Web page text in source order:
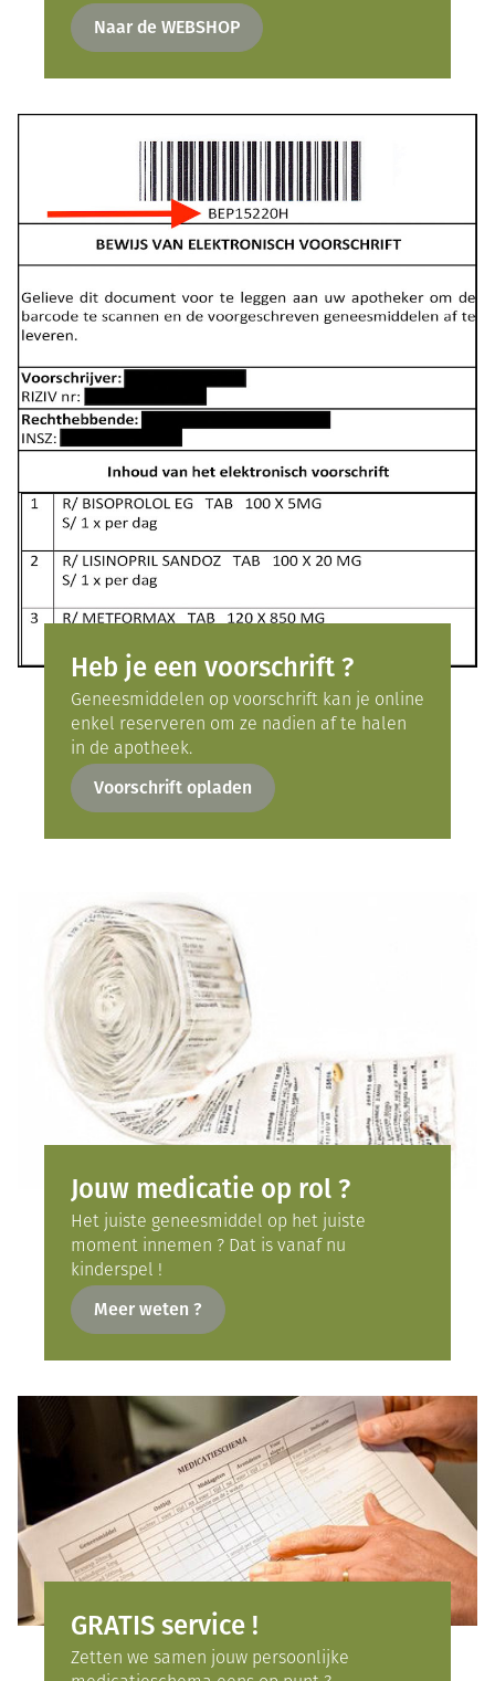
Naar de WEBSHOP
Heb je een voorschrift ?
Geneesmiddelen op voorschrift kan je online
enkel reserveren om ze nadien af te halen
in de apotheek.
Voorschrift opladen
Jouw medicatie op rol ?
Het juiste geneesmiddel op het juiste
moment innemen ? Dat is vanaf nu
kinderspel !
Meer weten ?
GRATIS service !
Zetten we samen jouw persoonlijke